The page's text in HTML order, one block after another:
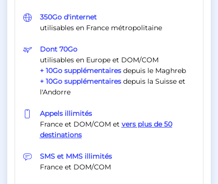
350Go d'internet
utilisables en France métropolitaine
Dont 70Go
utilisables en Europe et DOM/COM
+ 10Go supplémentairesdepuis le Maghreb
+ 10Go supplémentairesdepuis la Suisse et
l'Andorre
Appels illimités
France et DOM/COM et vers plus de 50
destinations
SMS et MMS illimités
France et DOM/COM